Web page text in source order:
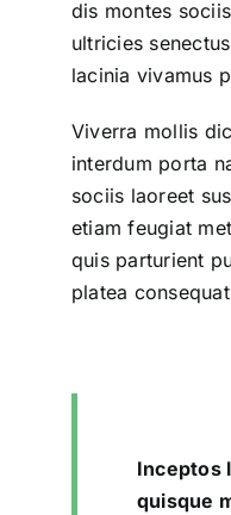
dis montes
ultricies
lacinia vivamus
Viverra mollis
interdum porta
sociis laoreet
etiam feugiat
quis parturient
platea
Inceptos
quisque